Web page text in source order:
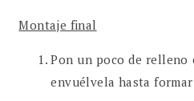
Montaje final
Pon un poco de
envuélvela hasta